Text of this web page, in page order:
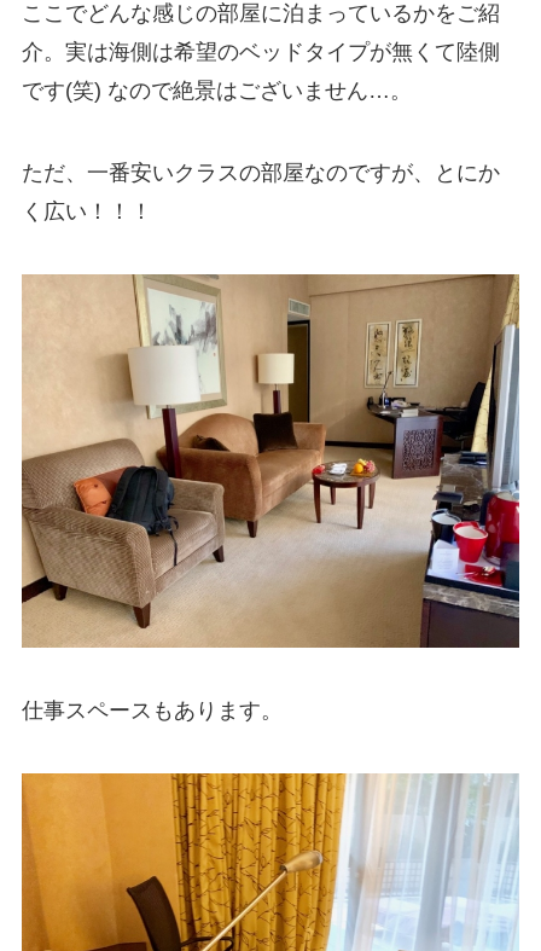
ここでどんな感じの部屋に泊まっているかをご紹
介。実は海側は希望のベッドタイプが無くて陸側
です(笑) なので絶景はございません…。
ただ、一番安いクラスの部屋なのですが、とにか
く広い！！！
仕事スペースもあります。